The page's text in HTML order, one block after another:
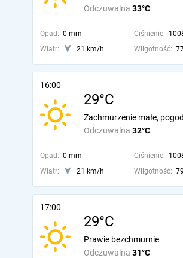
Odczuwalna 33°C
Opad: 0 mm Ciśnienie:
Wiatr:
21 km/h Wilgotność:
16:00
29°C
Odczuwalna 32°C
Zachmurzenie małe,
Opad: 0 mm Ciśnienie:
Wiatr:
21 km/h Wilgotność:
17:00
29°C
Odczuwalna 31°C
Prawie bezchmurnie